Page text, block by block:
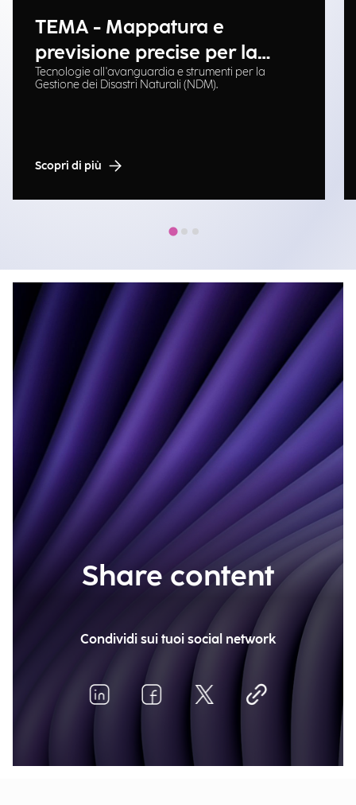
TEMA - Mappatura e
previsione precise per la
gestione delle emergenze
Tecnologie all'avanguardia e strumenti per la
Gestione dei Disastri Naturali (NDM).
Scopri di più
Share content
Condividi sui tuoi social network